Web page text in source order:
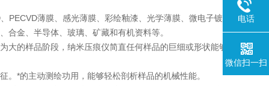
薄膜、感光薄膜、彩绘釉漆、光学薄膜、微电子镀
合金、半导体、玻璃、矿藏和有机资料等。
的样品阶段，纳米压痕仪简直任何样品的巨细或形状能够
*的主动测绘功用，能够轻松剖析样品的机械性能。
电话
微信扫一扫